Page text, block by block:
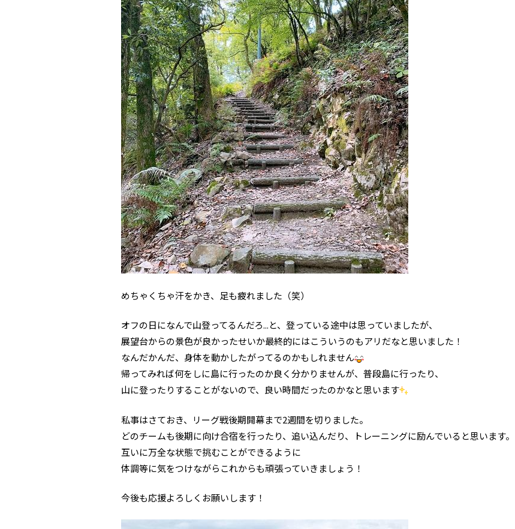
めちゃくちゃ汗をかき、足も疲れました（笑）
オフの日になんで山登ってるんだろ...と、登っている途中は思っていましたが、
展望台からの景色が良かったせいか最終的にはこういうのもアリだなと思いました！
なんだかんだ、身体を動かしたがってるのかもしれません
帰ってみれば何をしに島に行ったのか良く分かりませんが、普段島に行ったり、
山に登ったりすることがないので、良い時間だったのかなと思います
私事はさておき、リーグ戦後期開幕まで2週間を切りました。
どのチームも後期に向け合宿を行ったり、追い込んだり、トレーニングに励んでいると思います。
互いに万全な状態で挑むことができるように
体調等に気をつけながらこれからも頑張っていきましょう！
今後も応援よろしくお願いします！